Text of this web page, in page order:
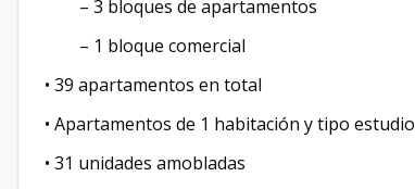
– 3 bloques de apartamentos
– 1 bloque comercial
• 39 apartamentos en total
• Apartamentos de 1 habitación y tipo estudio
• 31 unidades amobladas